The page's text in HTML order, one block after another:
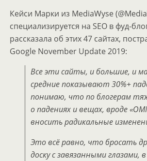
Кейси Марки из MediaWyse
специализируется на SEO в фуд-
рассказала об этих 47 сайтах,
Google November Update 2019:
Все эти сайты, и большие, и
средние показывают 30%+
понимаю, что по блогерам
о падениях и вещах, вроде «
вносить радикальные
Это всё равно, что бросать
доску с завязанными